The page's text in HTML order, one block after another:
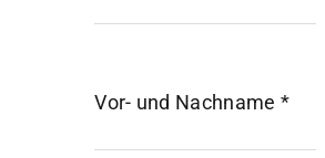
Vor- und Nachname *